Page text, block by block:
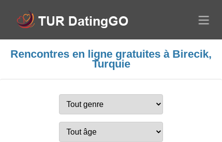
Rencontres en ligne gratuites à Birecik,
Turquie